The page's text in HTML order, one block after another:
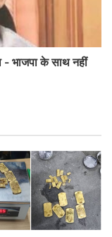
भाजपा के साथ नहीं